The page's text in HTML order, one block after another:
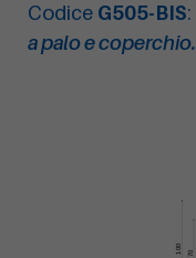
Codice G505-BIS:
a palo e coperchio.